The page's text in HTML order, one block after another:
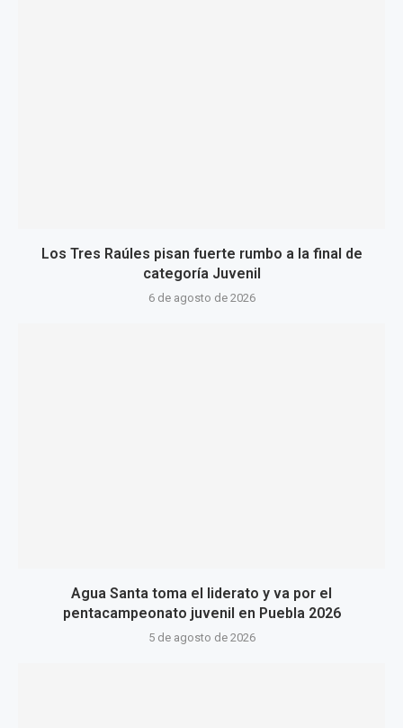
Los Tres Raúles pisan fuerte rumbo a la final de
categoría Juvenil
6 de agosto de 2026
Agua Santa toma el liderato y va por el
pentacampeonato juvenil en Puebla 2026
5 de agosto de 2026